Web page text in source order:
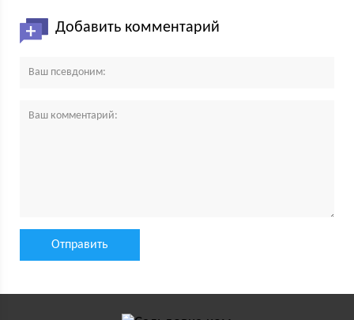
Добавить комментарий